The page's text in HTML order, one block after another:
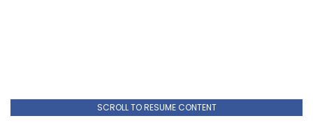
SCROLL TO RESUME CONTENT